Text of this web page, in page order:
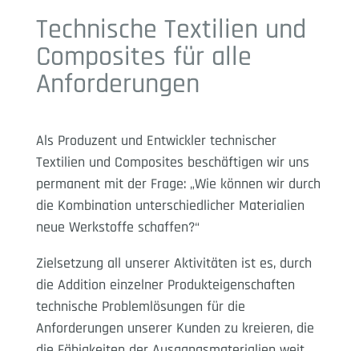
Technische Textilien und
Composites für alle
Anforderungen
Als Produzent und Entwickler technischer
Textilien und Composites beschäftigen wir uns
permanent mit der Frage: „Wie können wir durch
die Kombination unterschiedlicher Materialien
neue Werkstoffe schaffen?“
Zielsetzung all unserer Aktivitäten ist es, durch
die Addition einzelner Produkteigenschaften
technische Problemlösungen für die
Anforderungen unserer Kunden zu kreieren, die